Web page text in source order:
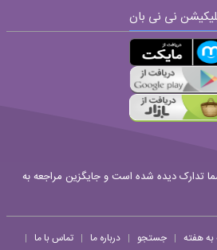
نی نی بان
تدارک دیده شده است و جایگزین مراجعه به
به هفته | جستجو | درباره ما | تماس با ما |